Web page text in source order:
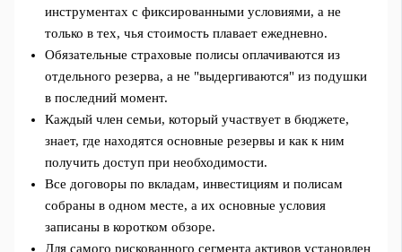
инструментах с фиксированными условиями, а не
только в тех, чья стоимость плавает ежедневно.
Обязательные страховые полисы оплачиваются из
отдельного резерва, а не "выдергиваются" из подушки
в последний момент.
Каждый член семьи, который участвует в бюджете,
знает, где находятся основные резервы и как к ним
получить доступ при необходимости.
Все договоры по вкладам, инвестициям и полисам
собраны в одном месте, а их основные условия
записаны в коротком обзоре.
Для самого рискованного сегмента активов установлен